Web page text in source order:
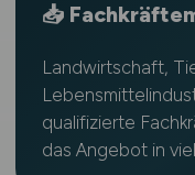
📥
Landwirtschaft,
qualifizierte
das Angebot in